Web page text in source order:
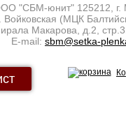
"СБМ-юнит" 125212
Войковская (МЦК
Макарова, д.2,
E-mail: sbm@setka-